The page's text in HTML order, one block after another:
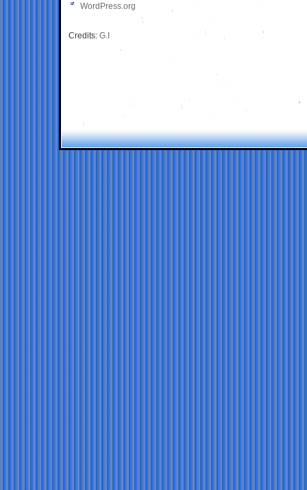
WordPress.org
Credits: G.I